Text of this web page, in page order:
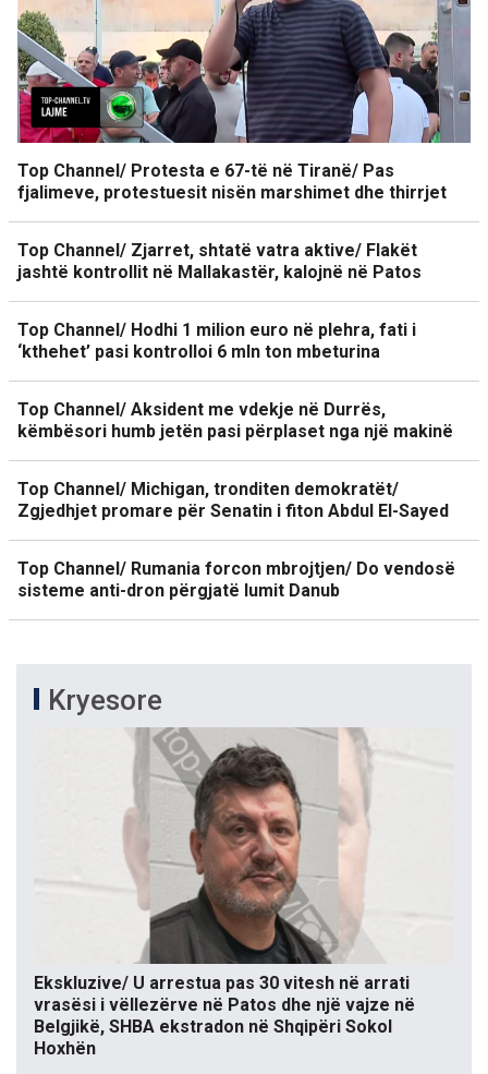
Top Channel/ Protesta e 67-të në Tiranë/ Pas
fjalimeve, protestuesit nisën marshimet dhe thirrjet
Top Channel/ Zjarret, shtatë vatra aktive/ Flakët
jashtë kontrollit në Mallakastër, kalojnë në Patos
Top Channel/ Hodhi 1 milion euro në plehra, fati i
‘kthehet’ pasi kontrolloi 6 mln ton mbeturina
Top Channel/ Aksident me vdekje në Durrës,
këmbësori humb jetën pasi përplaset nga një makinë
Top Channel/ Michigan, tronditen demokratët/
Zgjedhjet promare për Senatin i fiton Abdul El-Sayed
Top Channel/ Rumania forcon mbrojtjen/ Do vendosë
sisteme anti-dron përgjatë lumit Danub
Kryesore
Ekskluzive/ U arrestua pas 30 vitesh në arrati
vrasësi i vëllezërve në Patos dhe një vajze në
Belgjikë, SHBA ekstradon në Shqipëri Sokol
Hoxhën